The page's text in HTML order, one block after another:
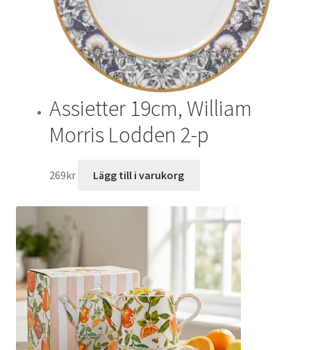
Assietter 19cm, William
Morris Lodden 2-p
269kr Lägg till i varukorg